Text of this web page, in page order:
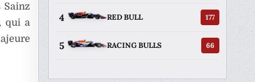
Sainz
qui a
4 RED BULL 177
5 RACING BULLS 66